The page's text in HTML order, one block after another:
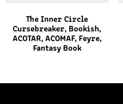
The Inner Circle
Cursebreaker, Bookish,
ACOTAR, ACOMAF, Feyre,
Fantasy Βook